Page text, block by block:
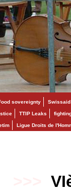
sovereignty Swissaid
TTIP Leaks
Ligue Droits de